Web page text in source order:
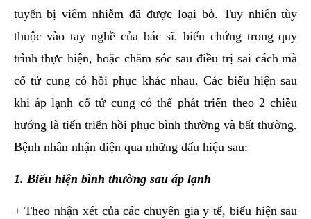
tuyến bị viêm nhiễm đã được loại bỏ. Tuy nhiên tùy
thuộc vào tay nghề của bác sĩ, biến chứng trong quy
trình thực hiện, hoặc chăm sóc sau điều trị sai cách mà
cổ tử cung có hồi phục khác nhau. Các biểu hiện sau
khi áp lạnh cổ tử cung có thể phát triển theo 2 chiều
hướng là tiến triển hồi phục bình thường và bất thường.
Bệnh nhân nhận diện qua những dấu hiệu sau:
1. Biểu hiện bình thường sau áp lạnh
+ Theo nhận xét của các chuyên gia y tế, biểu hiện sau